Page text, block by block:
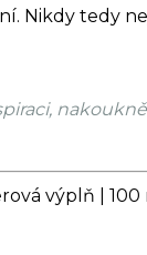
Nikdy tedy
výplň |